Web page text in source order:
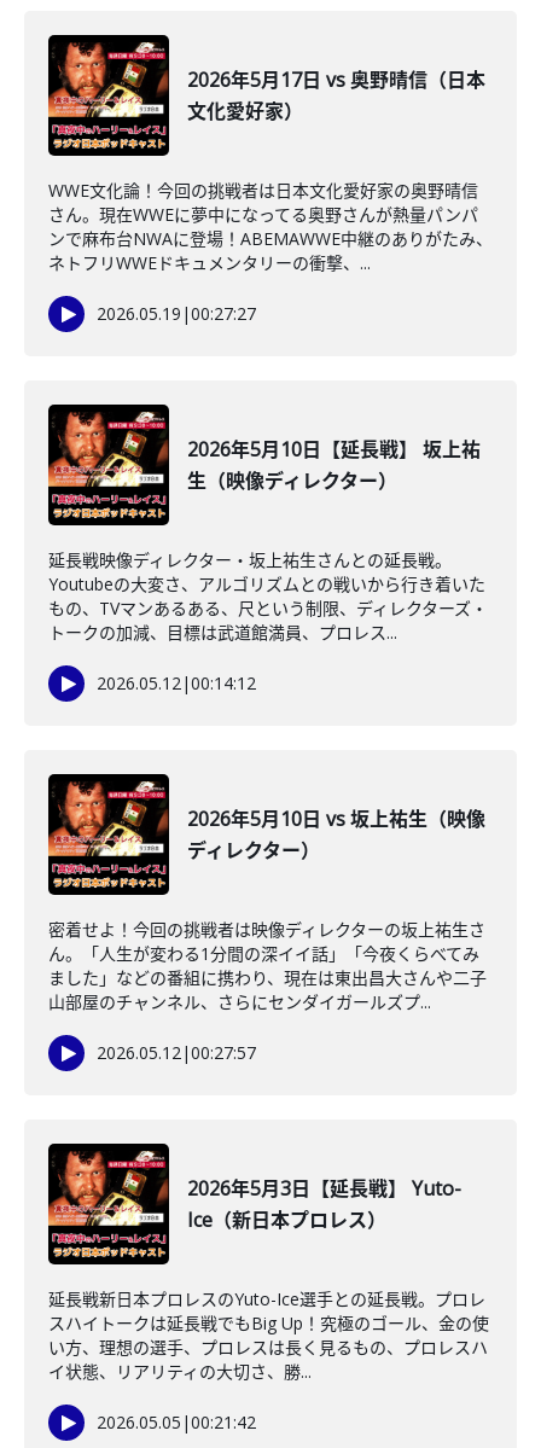
2026年5月17日 vs 奥野晴信（日本
文化愛好家）
WWE文化論！今回の挑戦者は日本文化愛好家の奥野晴信
さん。現在WWEに夢中になってる奥野さんが熱量パンパ
ンで麻布台NWAに登場！ABEMAWWE中継のありがたみ、
ネトフリWWEドキュメンタリーの衝撃、...
2026.05.19 |00:27:27
2026年5月10日【延長戦】 坂上祐
生（映像ディレクター）
延長戦映像ディレクター・坂上祐生さんとの延長戦。
Youtubeの大変さ、アルゴリズムとの戦いから行き着いた
もの、TVマンあるある、尺という制限、ディレクターズ・
トークの加減、目標は武道館満員、プロレス...
2026.05.12|00:14:12
2026年5月10日 vs 坂上祐生（映像
ディレクター）
密着せよ！今回の挑戦者は映像ディレクターの坂上祐生さ
ん。「人生が変わる1分間の深イイ話」「今夜くらべてみ
ました」などの番組に携わり、現在は東出昌大さんや二子
山部屋のチャンネル、さらにセンダイガールズプ...
2026.05.12|00:27:57
2026年5月3日【延長戦】 Yuto-
Ice（新日本プロレス）
延長戦新日本プロレスのYuto-Ice選手との延長戦。プロレ
スハイトークは延長戦でもBig Up！究極のゴール、金の使
い方、理想の選手、プロレスは長く見るもの、プロレスハ
イ状態、リアリティの大切さ、勝...
2026.05.05 |00:21:42